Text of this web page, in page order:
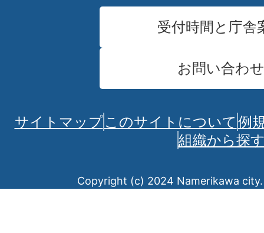
受付時間と庁舎
お問い合わせ
サイトマップこのサイトについて 例
組織から探
Copyright (c) 2024 Namerikawa